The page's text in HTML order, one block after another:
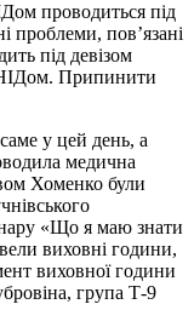
проводиться під
проблеми, пов’язані
під девізом
Припинити
у цей день, а
медична
Хоменко були
«Що я маю знати
виховні години,
виховної години
група Т-9